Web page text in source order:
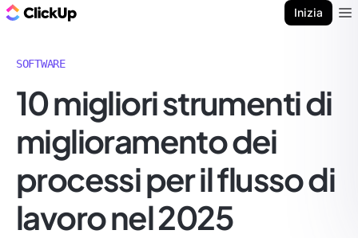
Inizia
SOFTWARE
10 migliori strumenti di
miglioramento dei
processi per il flusso di
lavoro nel 2025